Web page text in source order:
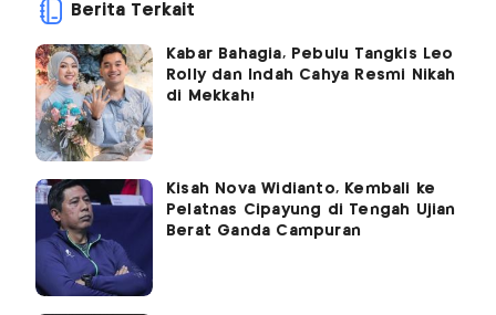
Berita Terkait
Kabar Bahagia, Pebulu Tangkis Leo
Rolly dan Indah Cahya Resmi Nikah
di Mekkah!
Kisah Nova Widianto, Kembali ke
Pelatnas Cipayung di Tengah Ujian
Berat Ganda Campuran